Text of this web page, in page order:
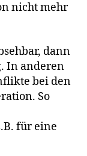
nicht mehr
dann
In anderen
bei den
So
für eine